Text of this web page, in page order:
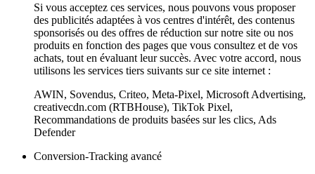
Si vous acceptez ces services, nous pouvons vous proposer
des publicités adaptées à vos centres d'intérêt, des contenus
sponsorisés ou des offres de réduction sur notre site ou nos
produits en fonction des pages que vous consultez et de vos
achats, tout en évaluant leur succès. Avec votre accord, nous
utilisons les services tiers suivants sur ce site internet :
AWIN, Sovendus, Criteo, Meta-Pixel, Microsoft Advertising,
creativecdn.com (RTBHouse), TikTok Pixel,
Recommandations de produits basées sur les clics, Ads
Defender
Conversion-Tracking avancé